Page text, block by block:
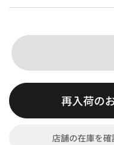
再入荷の
店舗の在庫を確